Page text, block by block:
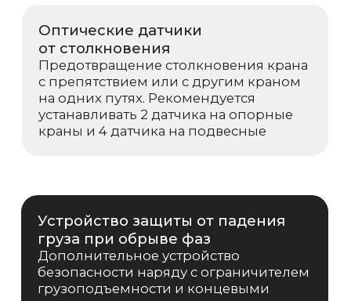
© 2025, ООО «ОКТ-Подъемные машины»
Политика конфиденциальности
Пользовательское соглашение
Реквизиты компании
ОСТАВИТЬ ЗАЯВКУ
Возникли вопросы или
предложения?
Мы рады и всегда на связи! Пишите на
почту info@kranpm.ru